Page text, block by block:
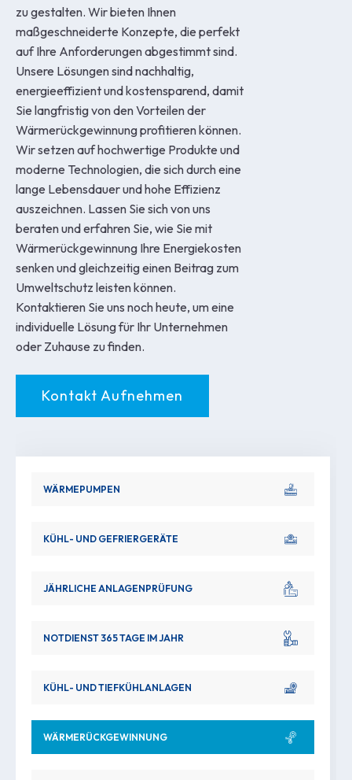
WÄRMEPUMPEN
KÜHL- UND GEFRIERGERÄTE
JÄHRLICHE ANLAGENPRÜFUNG
NOTDIENST 365 TAGE IM JAHR
KÜHL- UND TIEFKÜHLANLAGEN
WÄRMERÜCKGEWINNUNG
zu gestalten. Wir bieten Ihnen
maßgeschneiderte Konzepte, die perfekt
auf Ihre Anforderungen abgestimmt sind.
Unsere Lösungen sind nachhaltig,
energieeffizient und kostensparend, damit
Sie langfristig von den Vorteilen der
Wärmerückgewinnung profitieren können.
Wir setzen auf hochwertige Produkte und
moderne Technologien, die sich durch eine
lange Lebensdauer und hohe Effizienz
auszeichnen. Lassen Sie sich von uns
beraten und erfahren Sie, wie Sie mit
Wärmerückgewinnung Ihre Energiekosten
senken und gleichzeitig einen Beitrag zum
Umweltschutz leisten können.
Kontaktieren Sie uns noch heute, um eine
individuelle Lösung für Ihr Unternehmen
oder Zuhause zu finden.
Kontakt Aufnehmen